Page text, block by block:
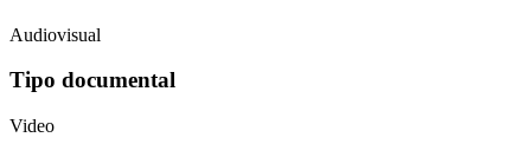
Audiovisual
Tipo documental
Video